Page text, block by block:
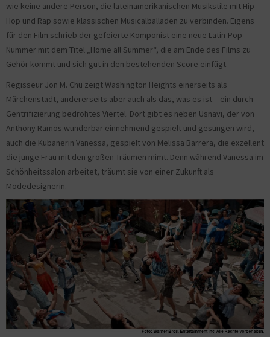
wie keine andere Person, die lateinamerikanischen Musikstile mit Hip-
Hop und Rap sowie klassischen Musicalballaden zu verbinden. Eigens
für den Film schrieb der gefeierte Komponist eine neue Latin-Pop-
Nummer mit dem Titel „Home all Summer“, die am Ende des Films zu
Gehör kommt und sich gut in den bestehenden Score einfügt.
Regisseur Jon M. Chu zeigt Washington Heights einerseits als
Märchenstadt, andererseits aber auch als das, was es ist – ein durch
Gentrifizierung bedrohtes Viertel. Dort gibt es neben Usnavi, der von
Anthony Ramos wunderbar einnehmend gespielt und gesungen wird,
auch die Kubanerin Vanessa, gespielt von Melissa Barrera, die exzellent
die junge Frau mit den großen Träumen mimt. Denn während Vanessa im
Schönheitssalon arbeitet, träumt sie von einer Zukunft als
Modedesignerin.